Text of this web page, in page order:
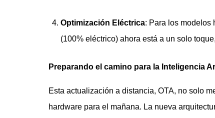
Optimización Eléctrica: Para los modelos
(100% eléctrico) ahora está a un solo
Preparando el camino para la Inteligencia
Esta actualización a distancia, OTA, no solo
hardware para el mañana. La nueva